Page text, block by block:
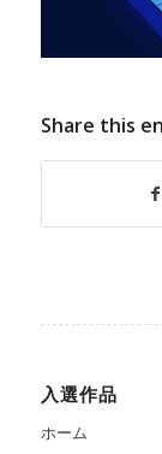
Share this
入選作品
ホーム